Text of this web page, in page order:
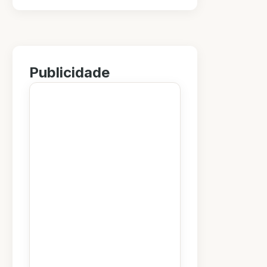
Publicidade